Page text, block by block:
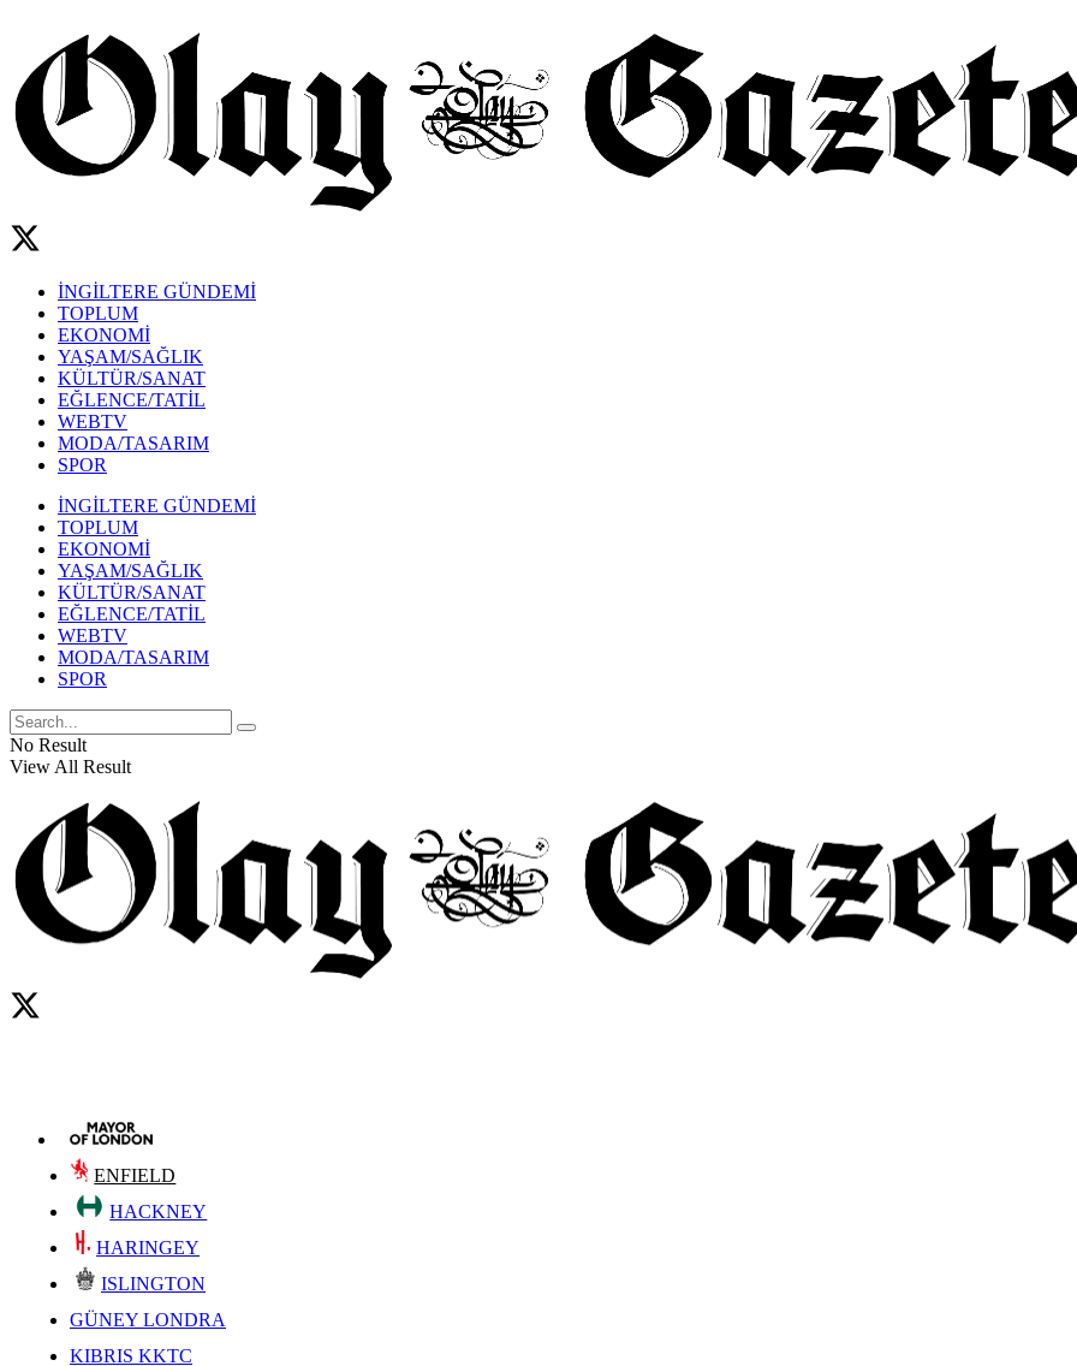
İNGİLTERE GÜNDEMİ
TOPLUM
EKONOMİ
YAŞAM/SAĞLIK
KÜLTÜR/SANAT
EĞLENCE/TATİL
WEBTV
MODA/TASARIM
SPOR
İNGİLTERE GÜNDEMİ
TOPLUM
EKONOMİ
YAŞAM/SAĞLIK
KÜLTÜR/SANAT
EĞLENCE/TATİL
WEBTV
MODA/TASARIM
SPOR
No Result
View All Result
ENFIELD
HACKNEY
HARINGEY
ISLINGTON
GÜNEY LONDRA
KIBRIS KKTC